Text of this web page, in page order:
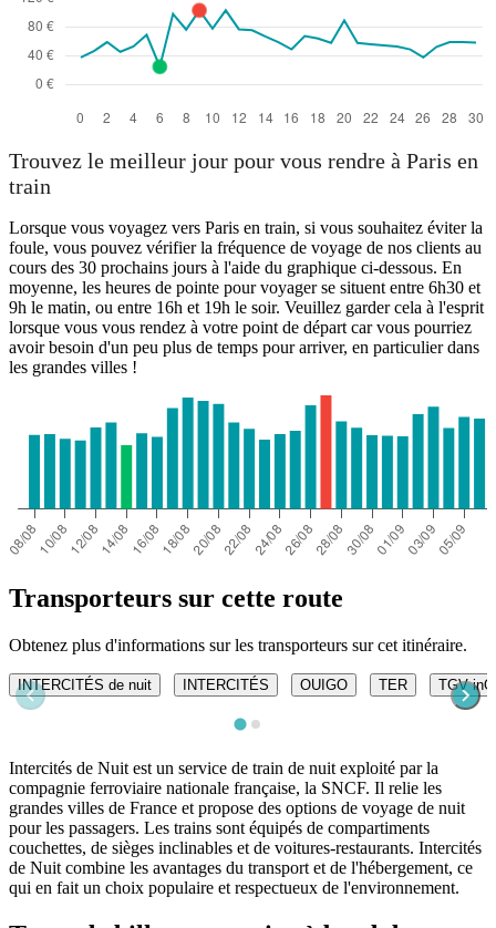
Trouvez le meilleur jour pour vous rendre à Paris en
train
Lorsque vous voyagez vers Paris en train, si vous souhaitez éviter la
foule, vous pouvez vérifier la fréquence de voyage de nos clients au
cours des 30 prochains jours à l'aide du graphique ci-dessous. En
moyenne, les heures de pointe pour voyager se situent entre 6h30 et
9h le matin, ou entre 16h et 19h le soir. Veuillez garder cela à l'esprit
lorsque vous vous rendez à votre point de départ car vous pourriez
avoir besoin d'un peu plus de temps pour arriver, en particulier dans
les grandes villes !
Transporteurs sur cette route
Obtenez plus d'informations sur les transporteurs sur cet itinéraire.
INTERCITÉS de nuit INTERCITÉS OUIGO TER TGV
Intercités de Nuit est un service de train de nuit exploité par la
compagnie ferroviaire nationale française, la SNCF. Il relie les
grandes villes de France et propose des options de voyage de nuit
pour les passagers. Les trains sont équipés de compartiments
couchettes, de sièges inclinables et de voitures-restaurants. Intercités
de Nuit combine les avantages du transport et de l'hébergement, ce
qui en fait un choix populaire et respectueux de l'environnement.